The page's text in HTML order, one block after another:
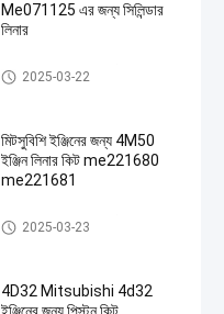
Me071125 এর জন্য সিলিন্ডার
লিনার
MITSUBISHI ইঞ্জিন পার্টস
2025-03-22
মিটসুবিশি ইঞ্জিনের জন্য 4M50
ইঞ্জিন লিনার কিট me221680
me221681
MITSUBISHI ইঞ্জিন পার্টস
2025-03-23
4D32 Mitsubishi 4d32